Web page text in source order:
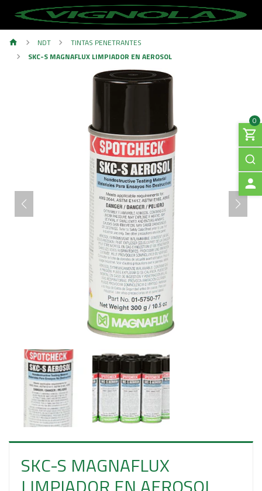
0
A
NDT
TINTAS PENETRANTES
SKC-S MAGNAFLUX LIMPIADOR EN AEROSOL
SKC-S MAGNAFLUX